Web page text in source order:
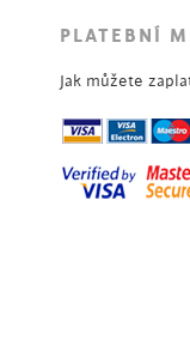
PLATEBNÍ
Jak můžete